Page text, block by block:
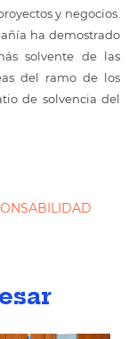
y negocios.
ha demostrado
solvente de las
del ramo de los
de solvencia del